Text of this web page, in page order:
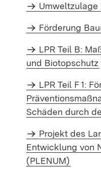
Umweltzulage
Förderung
LPR Teil B:
und Biotopschutz
LPR Teil F 1:
Schäden durch
Projekt des
Entwicklung von
(PLENUM)